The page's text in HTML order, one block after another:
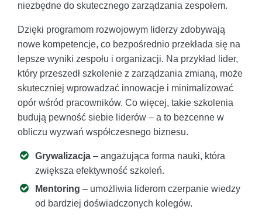
niezbędne do skutecznego zarządzania zespołem.
Dzięki programom rozwojowym liderzy zdobywają
nowe kompetencje, co bezpośrednio przekłada się na
lepsze wyniki zespołu i organizacji. Na przykład lider,
który przeszedł szkolenie z zarządzania zmianą, może
skuteczniej wprowadzać innowacje i minimalizować
opór wśród pracowników. Co więcej, takie szkolenia
budują pewność siebie liderów – a to bezcenne w
obliczu wyzwań współczesnego biznesu.
Grywalizacja – angażująca forma nauki, która
zwiększa efektywność szkoleń.
Mentoring – umożliwia liderom czerpanie wiedzy
od bardziej doświadczonych kolegów.